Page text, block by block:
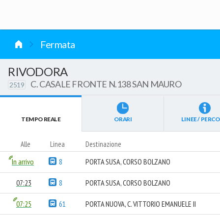
Fermata
RIVODORA
2519 C. CASALE FRONTE N.138 SAN MAURO
TEMPO REALE ORARI LINEE /
Alle Linea Destinazione
In arrivo 8 PORTA SUSA, CORSO BOLZANO
07:23 8 PORTA SUSA, CORSO BOLZANO
07:25 61 PORTA NUOVA, C. VITTORIO EMANUELE II